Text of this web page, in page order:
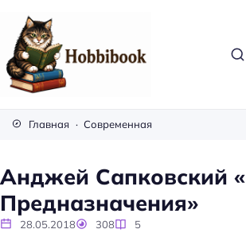
i
b
o
Главная Современная
Анджей Сапковский
Предназначения»
28.05.2018 308 5